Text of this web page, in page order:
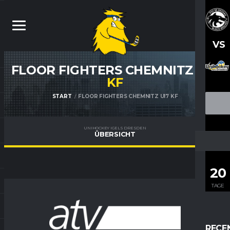
VS
20
TAGE
FLOOR FIGHTERS CHEMNITZ U17
KF
START FLOOR FIGHTERS CHEMNITZ U17 KF
UNIHOCKEY IGELS DRESDEN
ÜBERSICHT